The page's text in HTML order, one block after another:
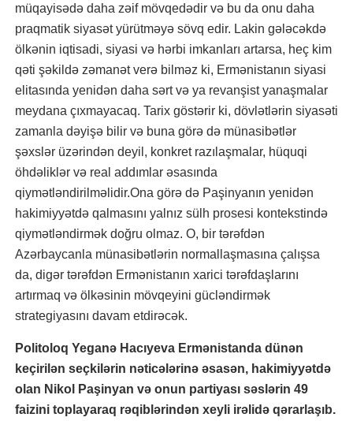
müqayisədə daha zəif mövqedədir və bu da onu daha
praqmatik siyasət yürütməyə sövq edir. Lakin gələcəkdə
ölkənin iqtisadi, siyasi və hərbi imkanları artarsa, heç kim
qəti şəkildə zəmanət verə bilməz ki, Ermənistanın siyasi
elitasında yenidən daha sərt və ya revanşist yanaşmalar
meydana çıxmayacaq. Tarix göstərir ki, dövlətlərin siyasəti
zamanla dəyişə bilir və buna görə də münasibətlər
şəxslər üzərindən deyil, konkret razılaşmalar, hüquqi
öhdəliklər və real addımlar əsasında
qiymətləndirilməlidir.Ona görə də Paşinyanın yenidən
hakimiyyətdə qalmasını yalnız sülh prosesi kontekstində
qiymətləndirmək doğru olmaz. O, bir tərəfdən
Azərbaycanla münasibətlərin normallaşmasına çalışsa
da, digər tərəfdən Ermənistanın xarici tərəfdaşlarını
artırmaq və ölkəsinin mövqeyini gücləndirmək
strategiyasını davam etdirəcək.
Politoloq Yeganə Hacıyeva Ermənistanda dünən
keçirilən seçkilərin nəticələrinə əsasən, hakimiyyətdə
olan Nikol Paşinyan və onun partiyası səslərin 49
faizini toplayaraq rəqiblərindən xeyli irəlidə qərarlaşıb.